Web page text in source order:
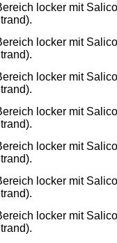
locker mit
locker mit
locker mit
locker mit
locker mit
locker mit
locker mit